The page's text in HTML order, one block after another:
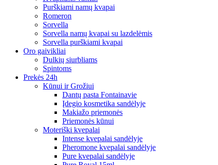
Purškiami namų kvapai
Romeron
Sorvella
Sorvella namų kvapai su lazdelėmis
Sorvella purškiami kvapai
Oro gaivikliai
Dulkių siurbliams
Spintoms
Prekės 24h
Kūnui ir Grožiui
Dantų pasta Fontainavie
Įdegio kosmetika sandėlyje
Makiažo priemonės
Priemonės kūnui
Moteriški kvepalai
Intense kvepalai sandėlyje
Pheromone kvepalai sandėlyje
Pure kvepalai sandėlyje